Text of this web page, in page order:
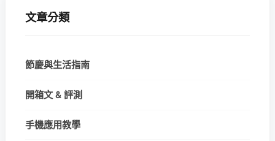
文章分類
節慶與生活指南
開箱文 & 評測
手機應用教學